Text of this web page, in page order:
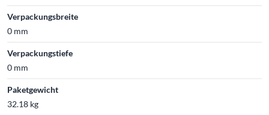
Verpackungsbreite
0 mm
Verpackungstiefe
0 mm
Paketgewicht
32.18 kg